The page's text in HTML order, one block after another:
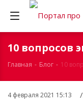
10 вопросов
Главная - Блог - 10
4 февраля 2021 15:13